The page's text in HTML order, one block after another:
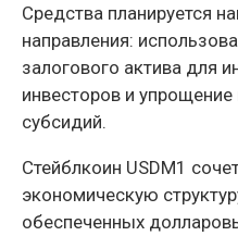
Средства планируется
направления:
залогового актива для
инвесторов и
субсидий.
Стейблкоин USDM1
экономическую
обеспеченных